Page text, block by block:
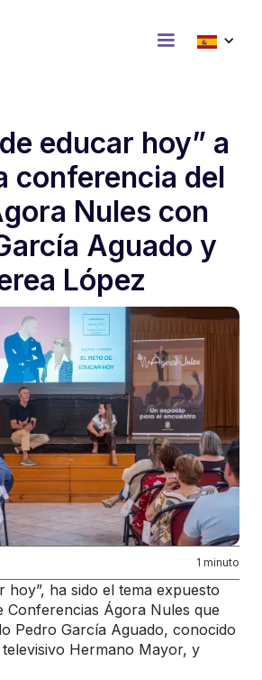
educar hoy” a
conferencia del
Nules con
Aguado y
López
1 minuto
hoy”, ha sido el tema expuesto
Conferencias Ágora Nules que
Pedro García Aguado, conocido
Hermano Mayor, y